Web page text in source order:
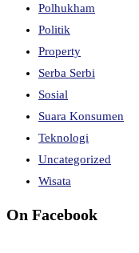
Polhukham
Politik
Property
Serba Serbi
Sosial
Suara Konsumen
Teknologi
Uncategorized
Wisata
On Facebook